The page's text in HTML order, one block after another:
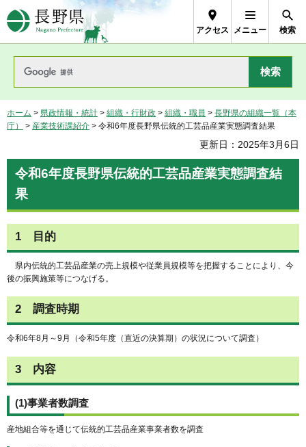
長野県Nagano Prefecture
アクセス メニュー 検索
ホーム > 県政情報・統計 > 組織・行財政 > 組織・職員 > 長野県の組織一覧（本
庁）
> 産業技術課紹介 > 令和6年度長野県伝統的工芸品産業実態調査結果
更新日：2025年3月6日
令和6年度長野県伝統的工芸品産業実態調査結
果
1 目的
県内伝統的工芸品産業の売上規模や従業員規模等を把握することにより、今
後の振興施策等につなげる。
2 調査時期
令和6年8月～9月（令和5年度（直近の決算期）の状況について調査）
3 内容
(1)事業者数調査
産地組合等を通じて伝統的工芸品産業事業者数を調査